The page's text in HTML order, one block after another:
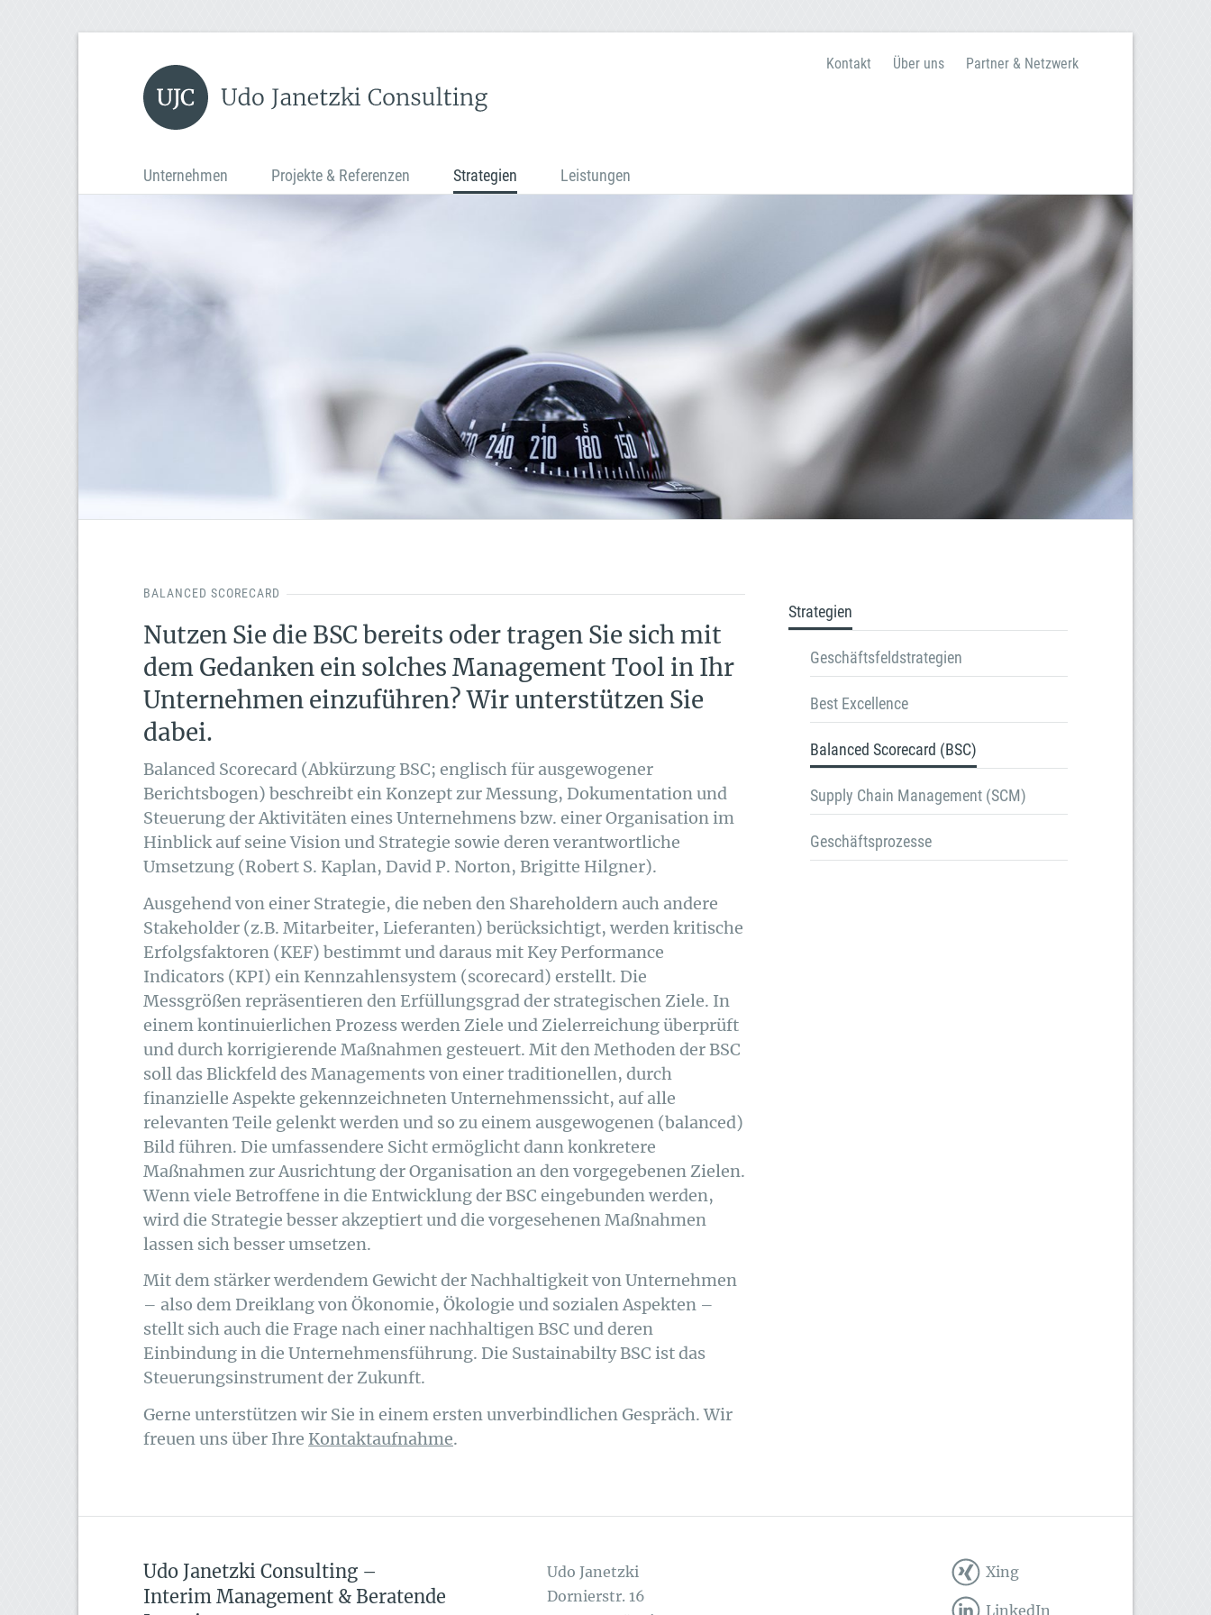
Unternehmen Projekte & Referenzen Strategien Leistungen
Kontakt Über uns Partner & Netzwerk
BALANCED SCORECARD
Nutzen Sie die BSC bereits oder tragen Sie sich mit
dem Gedanken ein solches Management Tool in Ihr
Unternehmen einzuführen? Wir unterstützen Sie
dabei.
Balanced Scorecard (Abkürzung BSC; englisch für ausgewogener
Berichtsbogen) beschreibt ein Konzept zur Messung, Dokumentation und
Steuerung der Aktivitäten eines Unternehmens bzw. einer Organisation im
Hinblick auf seine Vision und Strategie sowie deren verantwortliche
Umsetzung (Robert S. Kaplan, David P. Norton, Brigitte Hilgner).
Ausgehend von einer Strategie, die neben den Shareholdern auch andere
Stakeholder (z.B. Mitarbeiter, Lieferanten) berücksichtigt, werden kritische
Erfolgsfaktoren (KEF) bestimmt und daraus mit Key Performance
Indicators (KPI) ein Kennzahlensystem (scorecard) erstellt. Die
Messgrößen repräsentieren den Erfüllungsgrad der strategischen Ziele. In
einem kontinuierlichen Prozess werden Ziele und Zielerreichung überprüft
und durch korrigierende Maßnahmen gesteuert. Mit den Methoden der BSC
soll das Blickfeld des Managements von einer traditionellen, durch
finanzielle Aspekte gekennzeichneten Unternehmenssicht, auf alle
relevanten Teile gelenkt werden und so zu einem ausgewogenen (balanced)
Bild führen. Die umfassendere Sicht ermöglicht dann konkretere
Maßnahmen zur Ausrichtung der Organisation an den vorgegebenen Zielen.
Wenn viele Betroffene in die Entwicklung der BSC eingebunden werden,
wird die Strategie besser akzeptiert und die vorgesehenen Maßnahmen
lassen sich besser umsetzen.
Mit dem stärker werdendem Gewicht der Nachhaltigkeit von Unternehmen
– also dem Dreiklang von Ökonomie, Ökologie und sozialen Aspekten –
stellt sich auch die Frage nach einer nachhaltigen BSC und deren
Einbindung in die Unternehmensführung. Die Sustainabilty BSC ist das
Steuerungsinstrument der Zukunft.
Gerne unterstützen wir Sie in einem ersten unverbindlichen Gespräch. Wir
freuen uns über Ihre Kontaktaufnahme.
Strategien
Geschäftsfeldstrategien
Best Excellence
Balanced Scorecard (BSC)
Supply Chain Management (SCM)
Geschäftsprozesse
Udo Janetzki Consulting –
Interim Management & Beratende
Udo Janetzki
Dornierstr. 16
Xing
LinkedIn